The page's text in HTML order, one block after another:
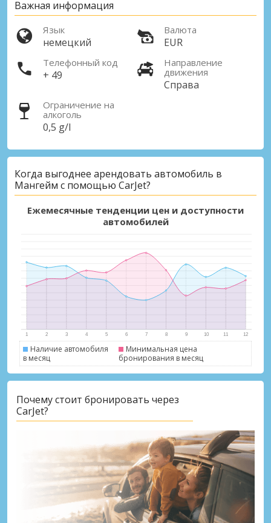
Получите доступ к эксклюзивным
предложениям партнёров
Войти с помощью eLink
Важная информация
Язык
немецкий
Валюта
EUR
Телефонный код
+ 49
Направление
движения
Справа
Ограничение на
алкоголь
0,5 g/l
Когда выгоднее арендовать автомобиль в
Мангейм с помощью CarJet?
Ежемесячные тенденции цен и доступности
автомобилей
Наличие автомобиля
в месяц
Минимальная цена
бронирования в месяц
Почему стоит бронировать через
CarJet?